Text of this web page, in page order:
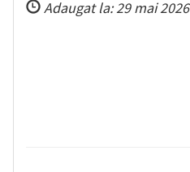
Adaugat la: 29 mai 2026